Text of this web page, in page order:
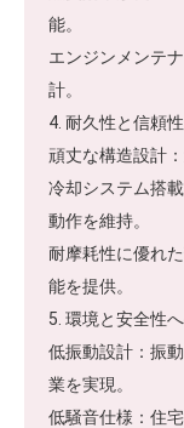
能。
エンジンメンテ
計。
4. 耐久性と信頼性
頑丈な構造設計
冷却システム搭
動作を維持。
耐摩耗性に優れ
能を提供。
5. 環境と安全性
低振動設計：振
業を実現。
低騒音仕様：住